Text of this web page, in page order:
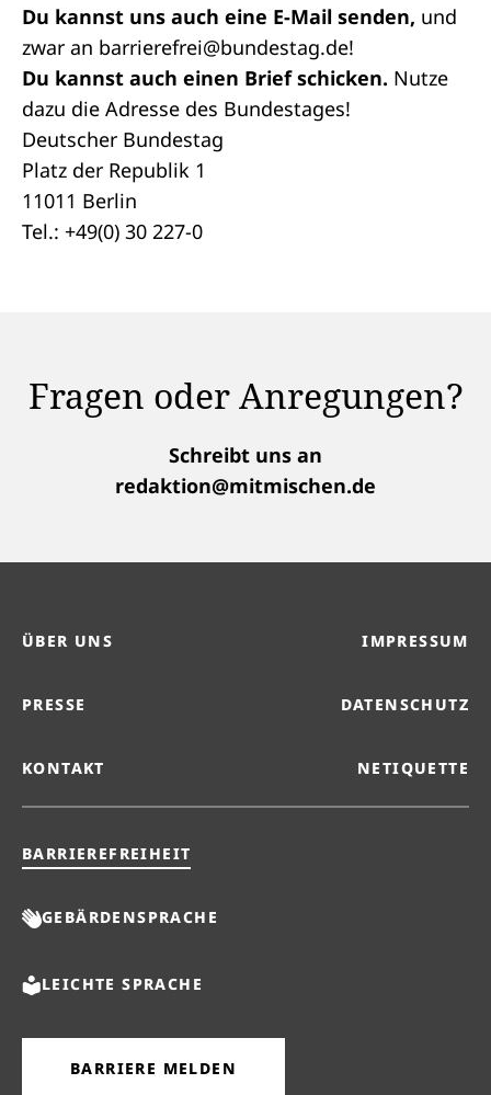
Du kannst uns auch eine E-Mail senden, und
zwar an barrierefrei@bundestag.de!
Du kannst auch einen Brief schicken. Nutze
dazu die Adresse des Bundestages!
Deutscher Bundestag
Platz der Republik 1
11011 Berlin
Tel.: +49(0) 30 227-0
Fragen oder Anregungen?
Schreibt uns an
redaktion@mitmischen.de
ÜBER UNS IMPRESSUM
PRESSE DATENSCHUTZ
KONTAKT NETIQUETTE
BARRIEREFREIHEIT
GEBÄRDENSPRACHE
LEICHTE SPRACHE
BARRIERE MELDEN